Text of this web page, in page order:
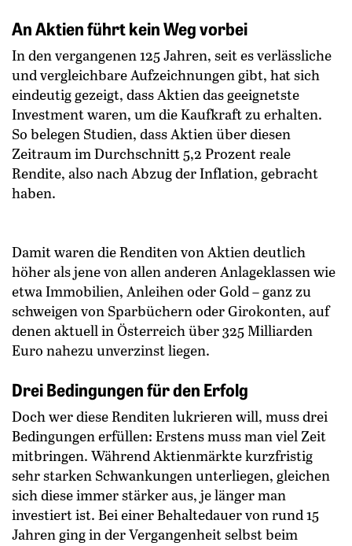
An Aktien führt kein Weg vorbei
In den vergangenen 125 Jahren, seit es verlässliche
und vergleichbare Aufzeichnungen gibt, hat sich
eindeutig gezeigt, dass Aktien das geeignetste
Investment waren, um die Kaufkraft zu erhalten.
So belegen Studien, dass Aktien über diesen
Zeitraum im Durchschnitt 5,2 Prozent reale
Rendite, also nach Abzug der Inflation, gebracht
haben.
Damit waren die Renditen von Aktien deutlich
höher als jene von allen anderen Anlageklassen wie
etwa Immobilien, Anleihen oder Gold – ganz zu
schweigen von Sparbüchern oder Girokonten, auf
denen aktuell in Österreich über 325 Milliarden
Euro nahezu unverzinst liegen.
Drei Bedingungen für den Erfolg
Doch wer diese Renditen lukrieren will, muss drei
Bedingungen erfüllen: Erstens muss man viel Zeit
mitbringen. Während Aktienmärkte kurzfristig
sehr starken Schwankungen unterliegen, gleichen
sich diese immer stärker aus, je länger man
investiert ist. Bei einer Behaltedauer von rund 15
Jahren ging in der Vergangenheit selbst beim